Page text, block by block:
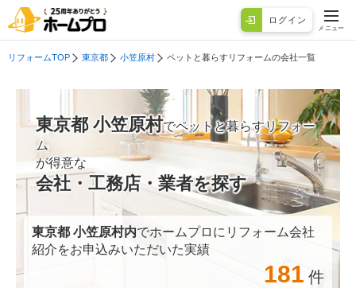
ログイン
メニュー
リフォームTOP 東京都 小笠原村 ペットと暮らすリフォームの会社一覧
東京都 小笠原村でペットと暮らすリフォー
ム
が得意な
会社・工務店・業者を探す
東京都 小笠原村内でホームプロにリフォーム会社
紹介をお申込みいただいた実績
181 件